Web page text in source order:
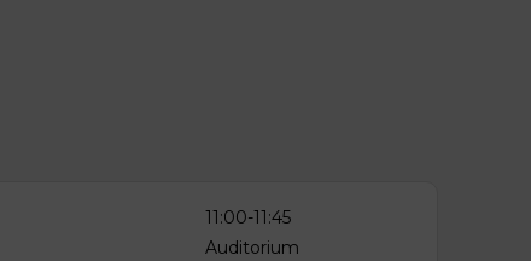
11:00-11:45
Auditorium